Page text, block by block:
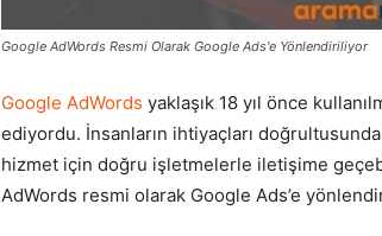
Google AdWords Resmi Olarak Google Ads'e Yönlendiriliyor
Google AdWords yaklaşık 18 yıl önce
ediyordu. İnsanların ihtiyaçları
hizmet için doğru işletmelerle iletişime
AdWords resmi olarak Google Ads’e